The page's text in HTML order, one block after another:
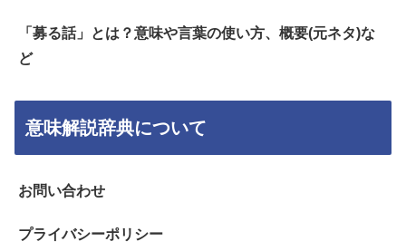
「募る話」とは？意味や言葉の使い方、概要(元ネタ)な
ど
意味解説辞典について
お問い合わせ
プライバシーポリシー